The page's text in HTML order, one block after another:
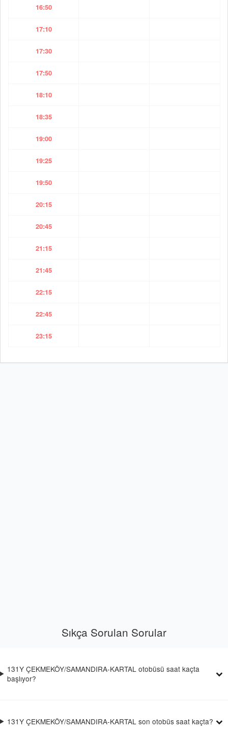
16:50
17:10
17:30
17:50
18:10
18:35
19:00
19:25
19:50
20:15
20:45
21:15
21:45
22:15
22:45
23:15
Sıkça Sorulan Sorular
131Y ÇEKMEKÖY/SAMANDIRA-KARTAL otobüsü saat kaçta
başlıyor?
131Y ÇEKMEKÖY/SAMANDIRA-KARTAL son otobüs saat kaçta?